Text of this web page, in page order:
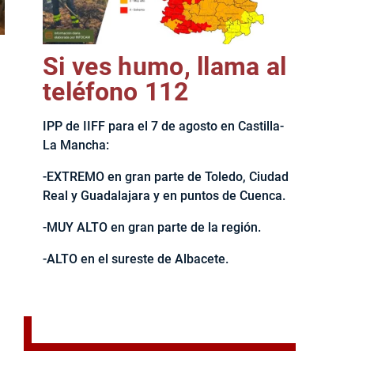
Si ves humo, llama al
teléfono 112
IPP de IIFF para el 7 de agosto en Castilla-
La Mancha:
-EXTREMO en gran parte de Toledo, Ciudad
Real y Guadalajara y en puntos de Cuenca.
-MUY ALTO en gran parte de la región.
-ALTO en el sureste de Albacete.